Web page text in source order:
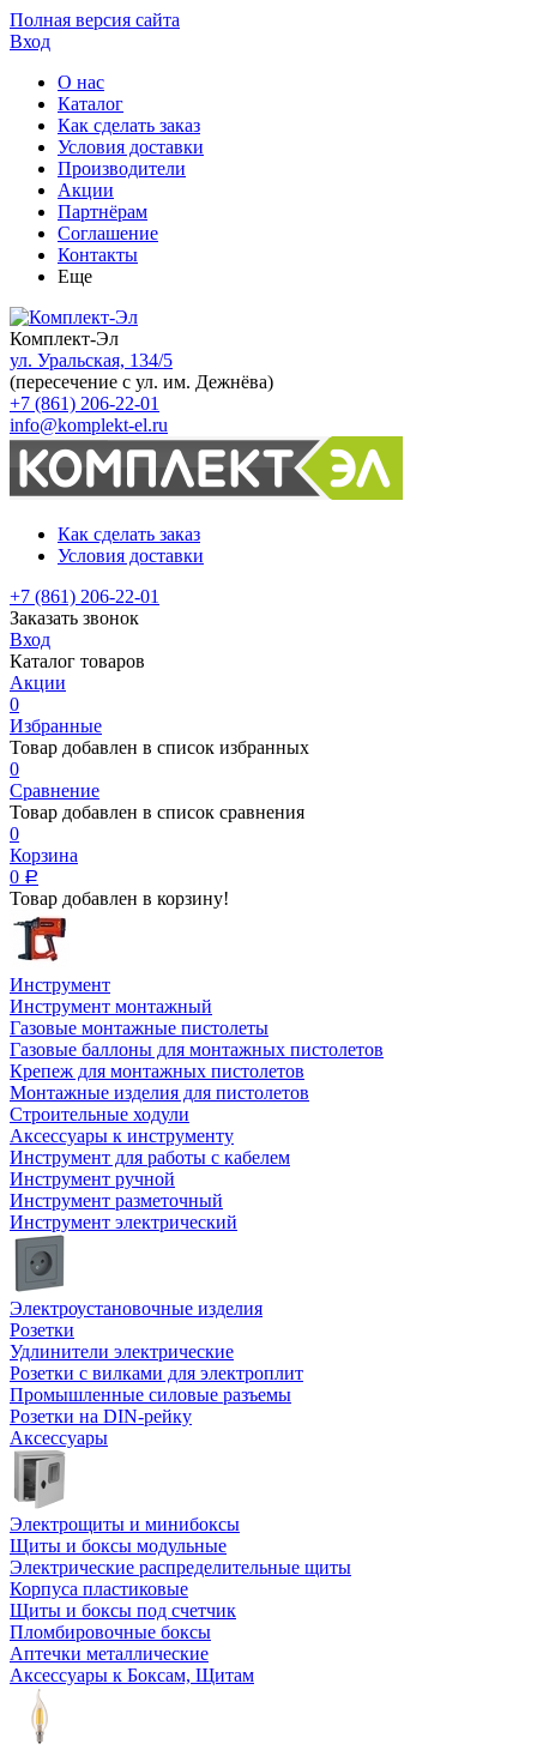
Полная версия сайта
Вход
О нас
Каталог
Как сделать заказ
Условия доставки
Производители
Акции
Партнёрам
Соглашение
Контакты
Еще
Комплект-Эл
ул. Уральская, 134/5
(пересечение с ул. им. Дежнёва)
+7 (861) 206-22-01
info@komplekt-el.ru
Как сделать заказ
Условия доставки
+7 (861) 206-22-01
Заказать звонок
Вход
Каталог товаров
Акции
0
Избранные
Товар добавлен в список избранных
0
Сравнение
Товар добавлен в список сравнения
0
Корзина
0 Р
Товар добавлен в корзину!
Инструмент
Инструмент монтажный
Газовые монтажные пистолеты
Газовые баллоны для монтажных пистолетов
Крепеж для монтажных пистолетов
Монтажные изделия для пистолетов
Строительные ходули
Аксессуары к инструменту
Инструмент для работы с кабелем
Инструмент ручной
Инструмент разметочный
Инструмент электрический
Электроустановочные изделия
Розетки
Удлинители электрические
Розетки с вилками для электроплит
Промышленные силовые разъемы
Розетки на DIN-рейку
Аксессуары
Электрощиты и минибоксы
Щиты и боксы модульные
Электрические распределительные щиты
Корпуса пластиковые
Щиты и боксы под счетчик
Пломбировочные боксы
Аптечки металлические
Аксессуары к Боксам, Щитам